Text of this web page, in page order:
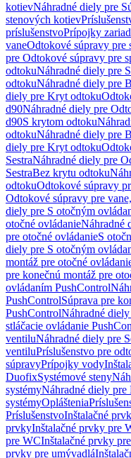
kotievNáhradné diely pre
stenových kotiev
príslušenstvoPrípojky
vaneOdtokové súpravy pre
pre Odtokové súpravy pre
odtokuNáhradné diely pre
odtokuNáhradné diely pre
diely pre Kryt odtoku
d90Náhradné diely pre
d90S krytom odtoku
odtokuNáhradné diely pre
diely pre Kryt odtoku
SestraNáhradné diely pre
SestraBez krytu odtoku
odtokuOdtokové súpravy
Odtokové súpravy pre
diely pre S otočným
otočné ovládanieNáhradné
pre otočné ovládanieS
diely pre S otočným
montáž pre otočné
pre konečnú montáž pre
ovládaním PushControl
PushControlSúprava pre
PushControlNáhradné
stláčacie ovládanie
ventiluNáhradné diely pre
ventiluPríslušenstvo pre
súpravyPrípojky vody
DuofixSystémové steny
systémyNáhradné diely pre
systémyOpláštenia
PríslušenstvoInštalačné
prvkyInštalačné prvky pre
pre WCInštalačné prvky
prvky pre umývadlá